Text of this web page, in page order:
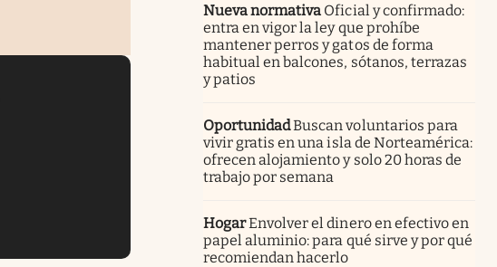
Nueva normativa Oficial y confirmado:
entra en vigor la ley que prohíbe
mantener perros y gatos de forma
habitual en balcones, sótanos, terrazas
y patios
OportunidadBuscan voluntarios para
vivir gratis en una isla de Norteamérica:
ofrecen alojamiento y solo 20 horas de
trabajo por semana
HogarEnvolver el dinero en efectivo en
papel aluminio: para qué sirve y por qué
recomiendan hacerlo